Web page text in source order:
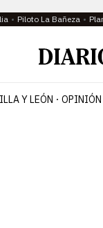
Piloto La Bañeza
Y LEÓN OPINIÓN